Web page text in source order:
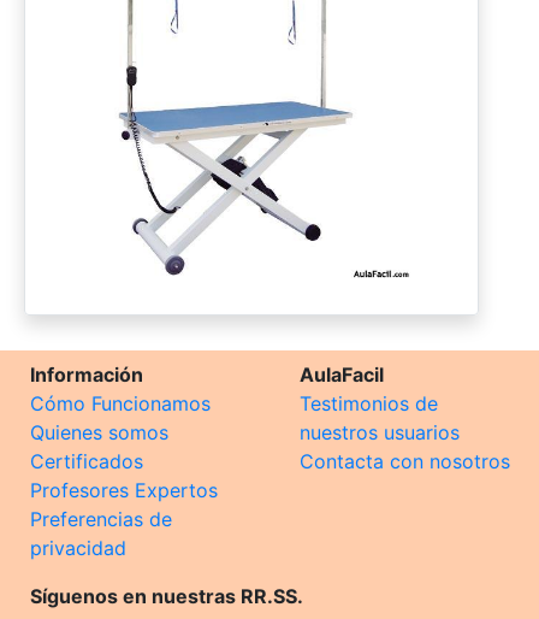
Información
Cómo Funcionamos
Quienes somos
Certificados
Profesores Expertos
Preferencias de
privacidad
AulaFacil
Testimonios de
nuestros usuarios
Contacta con nosotros
Síguenos en nuestras RR.SS.